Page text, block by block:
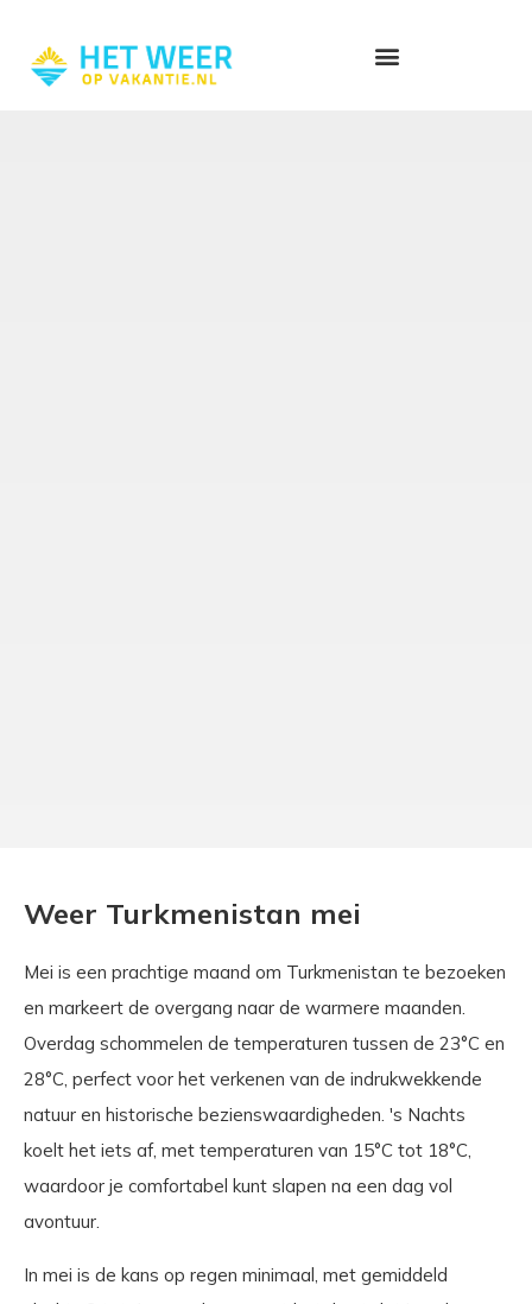
Weer Turkmenistan mei
Mei is een prachtige maand om Turkmenistan te bezoeken
en markeert de overgang naar de warmere maanden.
Overdag schommelen de temperaturen tussen de 23°C en
28°C, perfect voor het verkenen van de indrukwekkende
natuur en historische bezienswaardigheden. 's Nachts
koelt het iets af, met temperaturen van 15°C tot 18°C,
waardoor je comfortabel kunt slapen na een dag vol
avontuur.
In mei is de kans op regen minimaal, met gemiddeld